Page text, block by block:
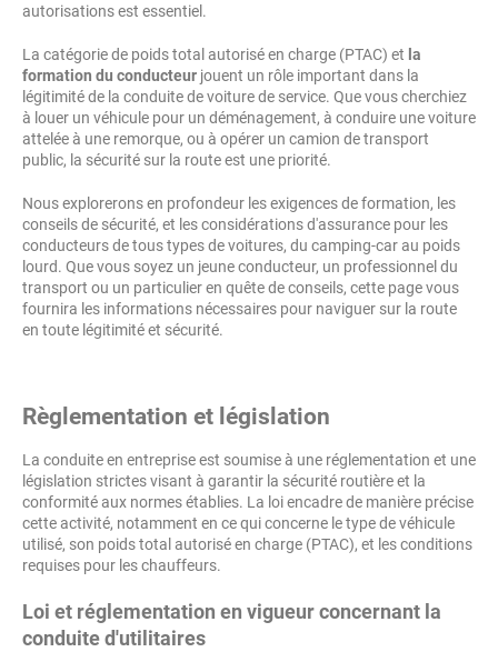
autorisations est essentiel.
La catégorie de poids total autorisé en charge (PTAC) et la
formation du conducteur jouent un rôle important dans la
légitimité de la conduite de voiture de service. Que vous cherchiez
à louer un véhicule pour un déménagement, à conduire une voiture
attelée à une remorque, ou à opérer un camion de transport
public, la sécurité sur la route est une priorité.
Nous explorerons en profondeur les exigences de formation, les
conseils de sécurité, et les considérations d'assurance pour les
conducteurs de tous types de voitures, du camping-car au poids
lourd. Que vous soyez un jeune conducteur, un professionnel du
transport ou un particulier en quête de conseils, cette page vous
fournira les informations nécessaires pour naviguer sur la route
en toute légitimité et sécurité.
Règlementation et législation
La conduite en entreprise est soumise à une réglementation et une
législation strictes visant à garantir la sécurité routière et la
conformité aux normes établies. La loi encadre de manière précise
cette activité, notamment en ce qui concerne le type de véhicule
utilisé, son poids total autorisé en charge (PTAC), et les conditions
requises pour les chauffeurs.
Loi et réglementation en vigueur concernant la
conduite d'utilitaires